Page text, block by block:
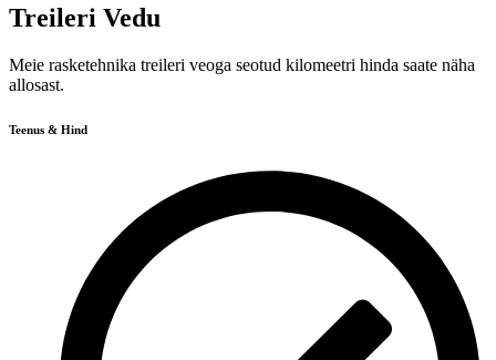
Treileri Vedu
Meie rasketehnika treileri veoga seotud kilomeetri hinda saate näha
allosast.
Teenus & Hind